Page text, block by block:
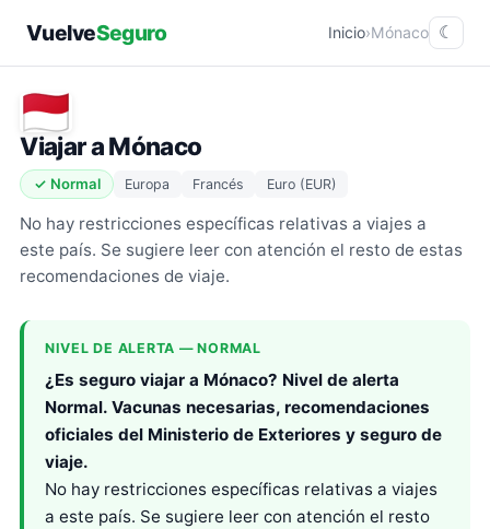
VuelveSeguro Inicio›Mónaco ☾
Viajar a Mónaco
✓ Normal Europa Francés Euro (EUR)
​No hay restricciones específicas relativas a viajes a
este país. Se sugiere leer con atención el resto de estas
recomendaciones de viaje.
NIVEL DE ALERTA — NORMAL
¿Es seguro viajar a Mónaco? Nivel de alerta
Normal. Vacunas necesarias, recomendaciones
oficiales del Ministerio de Exteriores y seguro de
viaje.
No hay restricciones específicas relativas a viajes
a este país. Se sugiere leer con atención el resto